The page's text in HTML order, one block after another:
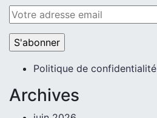
Politique de confidentialité
Archives